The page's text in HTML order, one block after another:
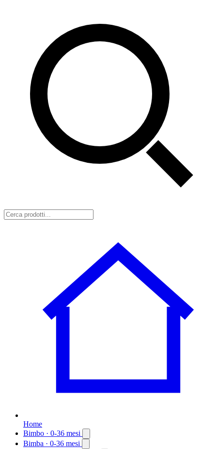
Home
Bimbo · 0-36 mesi
Bimba · 0-36 mesi